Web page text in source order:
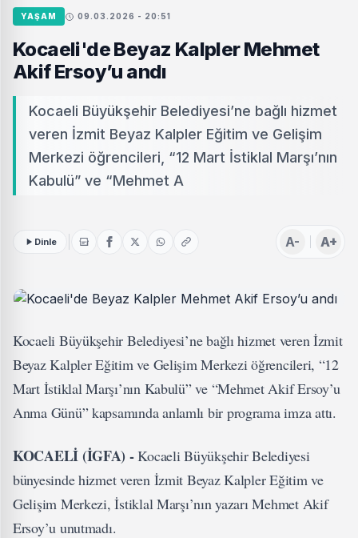
YAŞAM 09.03.2026 - 20:51
Kocaeli'de Beyaz Kalpler Mehmet
Akif Ersoy’u andı
Kocaeli Büyükşehir Belediyesi’ne bağlı hizmet
veren İzmit Beyaz Kalpler Eğitim ve Gelişim
Merkezi öğrencileri, “12 Mart İstiklal Marşı’nın
Kabulü” ve “Mehmet A
Dinle A- A+
Kocaeli Büyükşehir Belediyesi’ne bağlı hizmet veren İzmit
Beyaz Kalpler Eğitim ve Gelişim Merkezi öğrencileri, “12
Mart İstiklal Marşı’nın Kabulü” ve “Mehmet Akif Ersoy’u
Anma Günü” kapsamında anlamlı bir programa imza attı.
KOCAELİ (İGFA) -Kocaeli Büyükşehir Belediyesi
bünyesinde hizmet veren İzmit Beyaz Kalpler Eğitim ve
Gelişim Merkezi, İstiklal Marşı’nın yazarı Mehmet Akif
Ersoy’u unutmadı.